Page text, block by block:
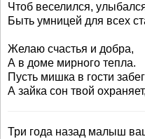
Чтоб веселился,
Быть умницей для всех
Желаю счастья и добра,
А в доме мирного тепла.
Пусть мишка в гости
А зайка сон твой охраняет,
Три года назад малыш